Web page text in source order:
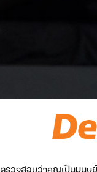
ตรวจสอบว่าคุณเป็นมนุษ